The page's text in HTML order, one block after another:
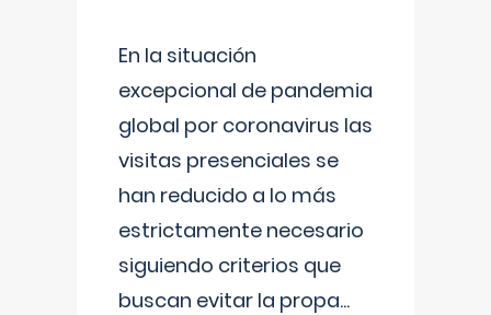
En la situación
excepcional de pandemia
global por coronavirus las
visitas presenciales se
han reducido a lo más
estrictamente necesario
siguiendo criterios que
buscan evitar la propa...